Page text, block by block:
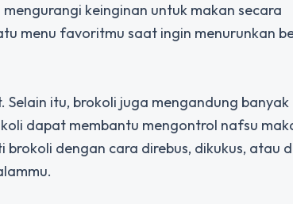
keinginan untuk makan secara
menu favoritmu saat ingin menurunkan
itu, brokoli juga mengandung banyak
dapat membantu mengontrol nafsu
dengan cara direbus, dikukus, atau